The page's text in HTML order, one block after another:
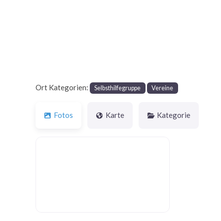
Ort Kategorien: Selbsthilfegruppe Vereine
Fotos Karte Kategorie